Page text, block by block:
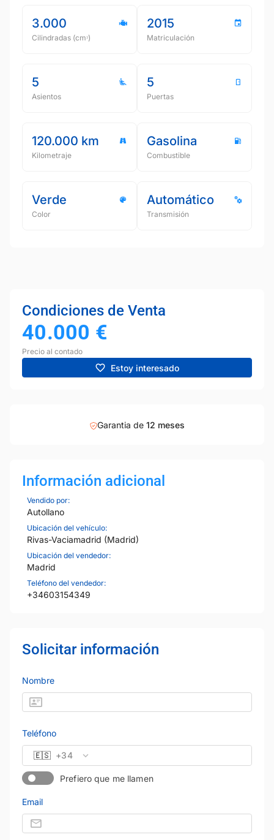
3.000
Cilindradas (cmᵌ)
2015
Matriculación
5
Asientos
5
Puertas
120.000 km
Kilometraje
Gasolina
Combustible
Verde
Color
Automático
Transmisión
Condiciones de Venta
40.000 €
Precio al contado
Estoy interesado
Garantia de 12 meses
Información adicional
Vendido por:
Autollano
Ubicación del vehículo:
Rivas-Vaciamadrid (Madrid)
Ubicación del vendedor:
Madrid
Teléfono del vendedor:
+34603154349
Solicitar información
Nombre
Teléfono
🇪🇸 +34
Prefiero que me llamen
Email